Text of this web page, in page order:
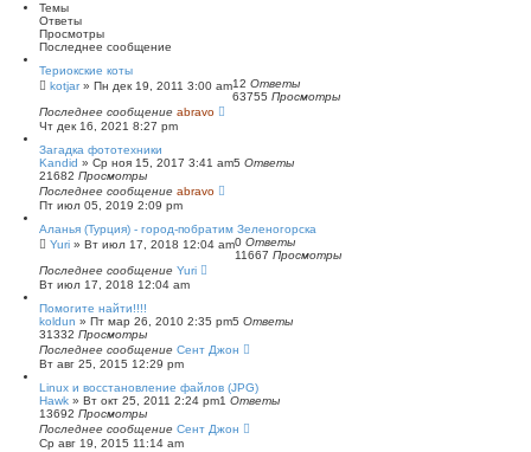
н
й
о
и
с
к
Темы
Ответы
Просмотры
Последнее сообщение
Териокские коты
kotjar» Пн дек 19, 2011 3:00 am12 Ответы
63755 Просмотры
Последнее сообщение abravo
Чт дек 16, 2021 8:27 pm
Загадка фототехники
Kandid » Ср ноя 15, 2017 3:41 am5 Ответы
21682 Просмотры
Последнее сообщение abravo
Пт июл 05, 2019 2:09 pm
Аланья (Турция) - город-побратим Зеленогорска
Yuri » Вт июл 17, 2018 12:04 am0 Ответы
11667 Просмотры
Последнее сообщение Yuri
Вт июл 17, 2018 12:04 am
Помогите найти!!!!
koldun » Пт мар 26, 2010 2:35 pm5 Ответы
31332 Просмотры
Последнее сообщение Сент Джон
Вт авг 25, 2015 12:29 pm
Linux и восстановление файлов (JPG)
Hawk » Вт окт 25, 2011 2:24 pm1 Ответы
13692 Просмотры
Последнее сообщение Сент Джон
Ср авг 19, 2015 11:14 am